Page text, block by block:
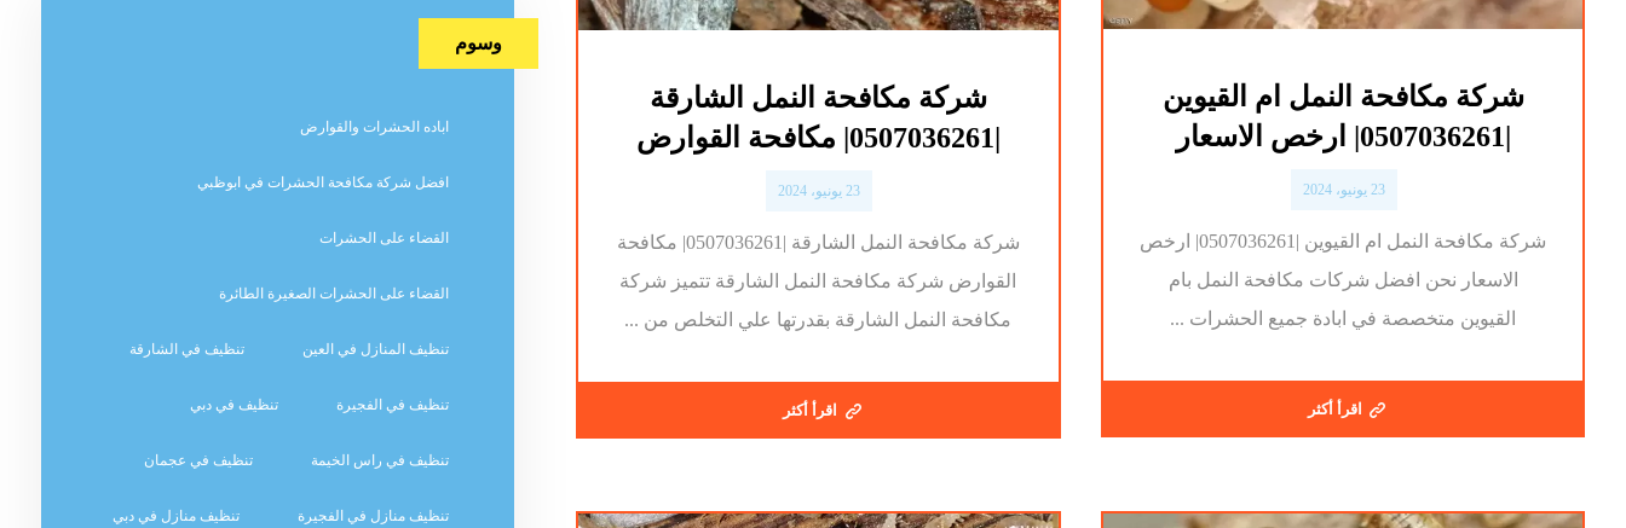
شركة مكافحة النمل ام القيوين
23 يونيو، 2024
شركة مكافحة النمل ام القيوين |0507036261| ارخص
الاسعار نحن افضل شركات مكافحة النمل بام
القيوين متخصصة في ابادة جميع الحشرات ...
اقرأ أكثر
شركة مكافحة النمل الشارقة
|0507036261| مكافحة القوارض
23 يونيو، 2024
شركة مكافحة النمل الشارقة |0507036261| مكافحة
القوارض شركة مكافحة النمل الشارقة تتميز شركة
مكافحة النمل الشارقة بقدرتها علي التخلص من ...
اقرأ أكثر
وسوم
اباده الحشرات والقوارض
افضل شركة مكافحة الحشرات في ابوظبي
القضاء على الحشرات
القضاء على الحشرات الصغيرة الطائرة
تنظيف المنازل في العين تنظيف في الشارقة
تنظيف في الفجيرة تنظيف في دبي
تنظيف في راس الخيمة تنظيف في عجمان
تنظيف منازل في الفجيرة تنظيف منازل في دبي